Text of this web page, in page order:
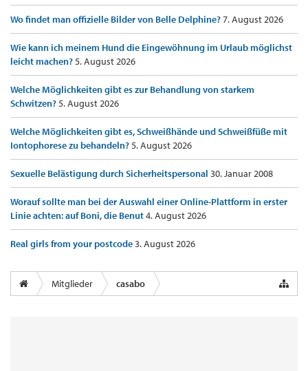
Wo findet man offizielle Bilder von Belle Delphine?7. August 2026
Wie kann ich meinem Hund die Eingewöhnung im Urlaub möglichst
leicht machen?5. August 2026
Welche Möglichkeiten gibt es zur Behandlung von starkem
Schwitzen?5. August 2026
Welche Möglichkeiten gibt es, Schweißhände und Schweißfüße mit
Iontophorese zu behandeln?5. August 2026
Sexuelle Belästigung durch Sicherheitspersonal 30. Januar 2008
Worauf sollte man bei der Auswahl einer Online-Plattform in erster
Linie achten: auf Boni, die Benut4. August 2026
Real girls from your postcode3. August 2026
Mitglieder casabo